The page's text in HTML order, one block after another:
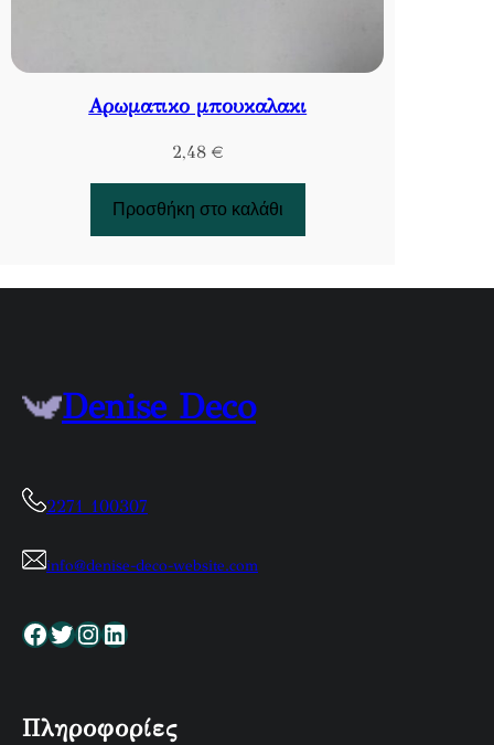
Αρωματικο μπουκαλακι
2,48 €
Προσθήκη στο καλάθι
Denise Deco
2271 100307
info@denise-deco-website.com
Facebook Twitter InstagramLinkedin
Πληροφορίες